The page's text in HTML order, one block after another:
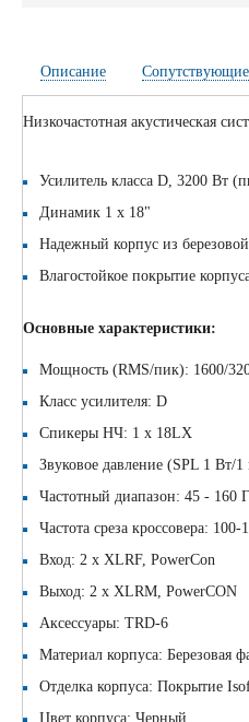
Описание
Низкочастотная акустическая
Усилитель класса D, 3200 Вт
Динамик 1 х 18"
Надежный корпус из
Влагостойкое покрытие
Основные характеристики:
Мощность (RMS/пик): 1600/
Класс усилителя: D
Спикеры НЧ: 1 x 18LX
Звуковое давление (SPL 1 Вт/
Частотный диапазон: 45 - 160
Частота среза кроссовера: 100-
Вход: 2 x XLRF, PowerCon
Выход: 2 x XLRM, PowerCON
Аксессуары: TRD-6
Материал корпуса: Березовая
Отделка корпуса: Покрытие
Цвет корпуса: Черный